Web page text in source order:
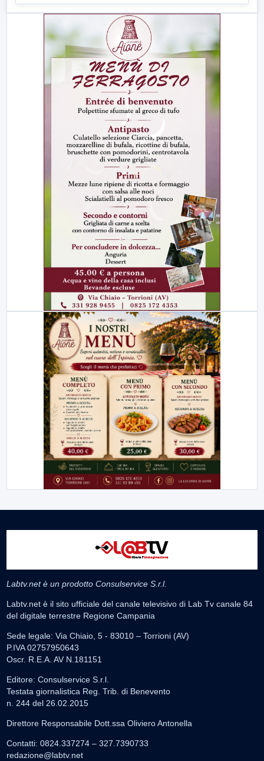
Labtv.net è un prodotto Consulservice S.r.l.
Labtv.net è il sito ufficiale del canale televisivo di Lab Tv canale 84
del digitale terrestre Regione Campania
Sede legale: Via Chiaio, 5 - 83010 – Torrioni (AV)
P.IVA 02757950643
Oscr. R.E.A. AV N.181151
Editore: Consulservice S.r.l.
Testata giornalistica Reg. Trib. di Benevento
n. 244 del 26.02.2015
Direttore Responsabile Dott.ssa Oliviero Antonella
Contatti: 0824.337274 – 327.7390733
redazione@labtv.net